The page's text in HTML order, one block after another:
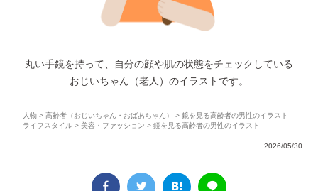
丸い手鏡を持って、自分の顔や肌の状態をチェックしている
おじいちゃん（老人）のイラストです。
人物 > 高齢者（おじいちゃん・おばあちゃん）
> 鏡を見る高齢者の男性のイラスト
ライフスタイル >美容・ファッション > 鏡を見る高齢者の男性のイラスト
2026/05/30